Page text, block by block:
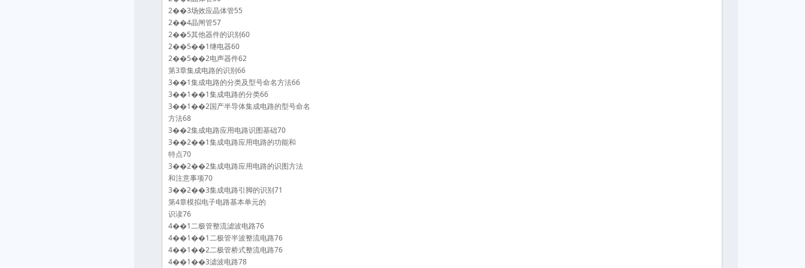
2��3场效应晶体管55
2��4晶闸管57
2��5其他器件的识别60
2��5��1继电器60
2��5��2电声器件62
第3章集成电路的识别66
3��1集成电路的分类及型号命名方法66
3��1��1集成电路的分类66
3��1��2国产半导体集成电路的型号命名
方法68
3��2集成电路应用电路识图基础70
3��2��1集成电路应用电路的功能和
特点70
3��2��2集成电路应用电路的识图方法
和注意事项70
3��2��3集成电路引脚的识别71
第4章模拟电子电路基本单元的
识读76
4��1二极管整流滤波电路76
4��1��1二极管半波整流电路76
4��1��2二极管桥式整流电路76
4��1��3滤波电路78